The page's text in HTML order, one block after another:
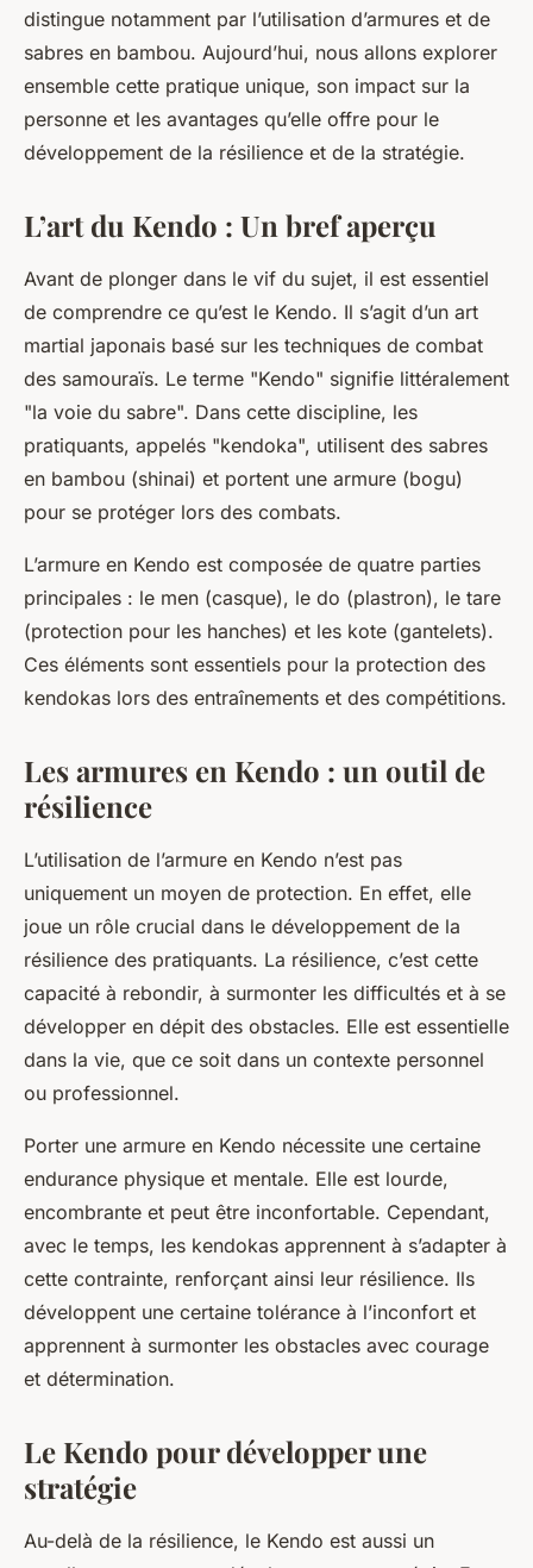
distingue notamment par l’utilisation d’armures et de
sabres en bambou. Aujourd’hui, nous allons explorer
ensemble cette pratique unique, son impact sur la
personne et les avantages qu’elle offre pour le
développement de la résilience et de la stratégie.
L’art du Kendo : Un bref aperçu
Avant de plonger dans le vif du sujet, il est essentiel
de comprendre ce qu’est le Kendo. Il s’agit d’un art
martial japonais basé sur les techniques de combat
des samouraïs. Le terme "Kendo" signifie littéralement
"la voie du sabre". Dans cette discipline, les
pratiquants, appelés "kendoka", utilisent des sabres
en bambou (shinai) et portent une armure (bogu)
pour se protéger lors des combats.
L’armure en Kendo est composée de quatre parties
principales : le men (casque), le do (plastron), le tare
(protection pour les hanches) et les kote (gantelets).
Ces éléments sont essentiels pour la protection des
kendokas lors des entraînements et des compétitions.
Les armures en Kendo : un outil de
résilience
L’utilisation de l’armure en Kendo n’est pas
uniquement un moyen de protection. En effet, elle
joue un rôle crucial dans le développement de la
résilience des pratiquants. La résilience, c’est cette
capacité à rebondir, à surmonter les difficultés et à se
développer en dépit des obstacles. Elle est essentielle
dans la vie, que ce soit dans un contexte personnel
ou professionnel.
Porter une armure en Kendo nécessite une certaine
endurance physique et mentale. Elle est lourde,
encombrante et peut être inconfortable. Cependant,
avec le temps, les kendokas apprennent à s’adapter à
cette contrainte, renforçant ainsi leur résilience. Ils
développent une certaine tolérance à l’inconfort et
apprennent à surmonter les obstacles avec courage
et détermination.
Le Kendo pour développer une
stratégie
Au-delà de la résilience, le Kendo est aussi un